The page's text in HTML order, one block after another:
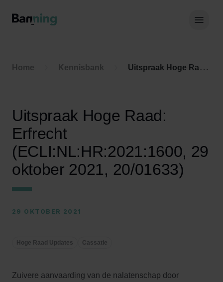
Home Kennisbank Uitspraak Hoge Raad: Erfrecht (ECLI:NL:HR:2021:1600, 29 oktober 2021, 20/01633)
Uitspraak Hoge Raad:
Erfrecht
(ECLI:NL:HR:2021:1600, 29
oktober 2021, 20/01633)
29 OKTOBER 2021
Hoge Raad Updates Cassatie
Zuivere aanvaarding van de nalatenschap door